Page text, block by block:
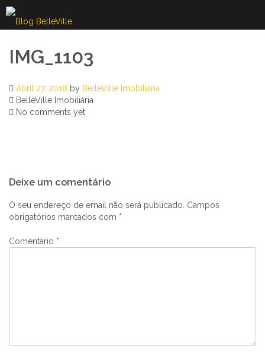
Skip
to
content
IMG_1103
Abril 27, 2018 by BelleVille Imobiliária
BelleVille Imobiliária
No comments yet
de
artigos
Deixe um comentário
O seu endereço de email não será publicado. Campos
obrigatórios marcados com *
Comentário *